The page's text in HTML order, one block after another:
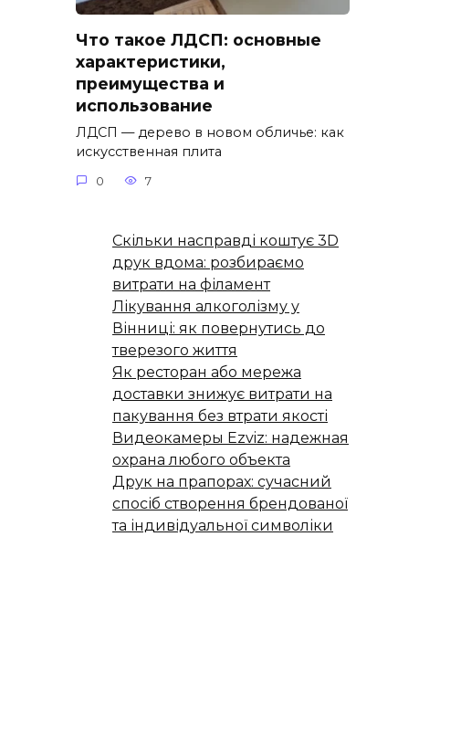
Что такое ЛДСП: основные
характеристики,
преимущества и
использование
ЛДСП — дерево в новом обличье: как
искусственная плита
0 7
Скільки насправді коштує 3D
друк вдома: розбираємо
витрати на філамент
Лікування алкоголізму у
Вінниці: як повернутись до
тверезого життя
Як ресторан або мережа
доставки знижує витрати на
пакування без втрати якості
Видеокамеры Ezviz: надежная
охрана любого объекта
Друк на прапорах: сучасний
спосіб створення брендованої
та індивідуальної символіки